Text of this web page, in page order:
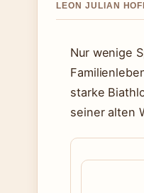
LEON JULIAN
Nur wenige
starke
seiner alten